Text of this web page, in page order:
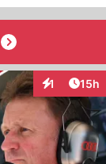
1 15h